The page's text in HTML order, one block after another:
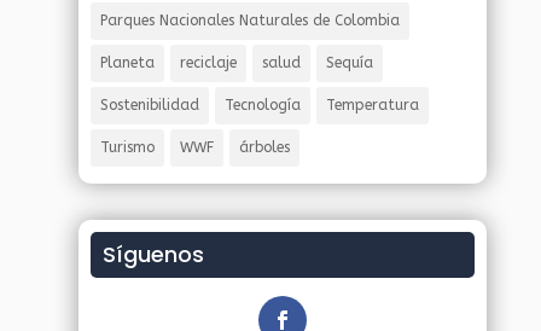
Parques Nacionales Naturales de Colombia
Planeta reciclaje salud Sequía
Sostenibilidad Tecnología Temperatura
Turismo WWF árboles
Síguenos